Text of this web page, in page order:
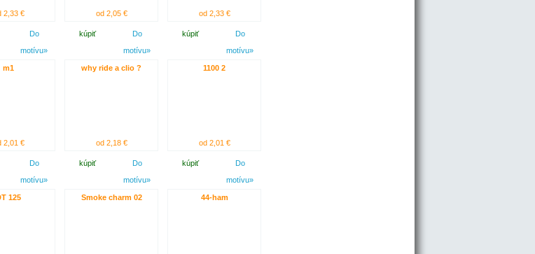
2,33 €
Do
motívu»
od 2,05 €
kúpiť
Do
motívu»
od 2,33 €
kúpiť
Do
motívu»
m1
2,01 €
Do
motívu»
why ride a clio ?
od 2,18 €
kúpiť
Do
motívu»
1100 2
od 2,01 €
kúpiť
Do
motívu»
125 Smoke charm 02 44-ham